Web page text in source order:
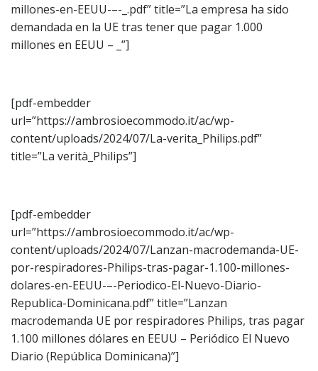
millones-en-EEUU-–-_.pdf” title=”La empresa ha sido
demandada en la UE tras tener que pagar 1.000
millones en EEUU – _”]
[pdf-embedder
url=”https://ambrosioecommodo.it/ac/wp-
content/uploads/2024/07/La-verita_Philips.pdf”
title=”La verità_Philips”]
[pdf-embedder
url=”https://ambrosioecommodo.it/ac/wp-
content/uploads/2024/07/Lanzan-macrodemanda-UE-
por-respiradores-Philips-tras-pagar-1.100-millones-
dolares-en-EEUU-–-Periodico-El-Nuevo-Diario-
Republica-Dominicana.pdf” title=”Lanzan
macrodemanda UE por respiradores Philips, tras pagar
1.100 millones dólares en EEUU – Periódico El Nuevo
Diario (República Dominicana)”]